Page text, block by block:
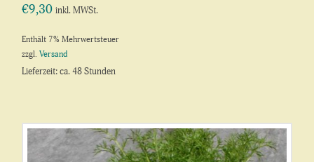
€9,30 inkl. MWSt.
Enthält 7% Mehrwertsteuer
zzgl.Versand
Lieferzeit: ca. 48 Stunden